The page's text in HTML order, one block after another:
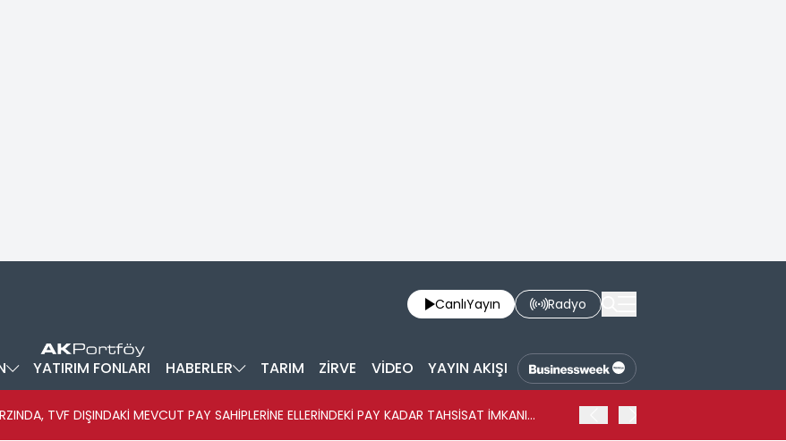
CanlıYayın Radyo
YATIRIM FONLARI HABERLER TARIM ZİRVE VİDEO YAYIN AKIŞI
TVF DIŞINDAKİ MEVCUT PAY SAHİPLERİNE ELLERİNDEKİ PAY KADAR TAHSİSAT İMKANI